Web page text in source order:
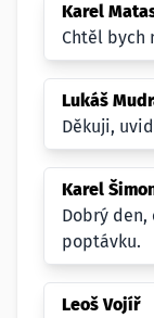
Karel
Chtěl bych
Lukáš
Děkuji,
Karel
Dobrý den,
poptávku.
Leoš Vojíř